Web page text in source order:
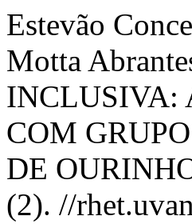
Estevão
Motta
INCLUSIVA:
COM
DE
(2). //